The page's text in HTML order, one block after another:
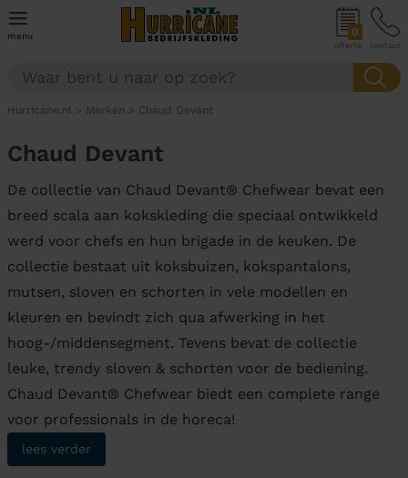
menu 0
offerte contact
Hurricane.nl > Merken > Chaud Devant
Chaud Devant
De collectie van Chaud Devant® Chefwear bevat een
breed scala aan kokskleding die speciaal ontwikkeld
werd voor chefs en hun brigade in de keuken. De
collectie bestaat uit koksbuizen, kokspantalons,
mutsen, sloven en schorten in vele modellen en
kleuren en bevindt zich qua afwerking in het
hoog-/middensegment. Tevens bevat de collectie
leuke, trendy sloven & schorten voor de bediening.
Chaud Devant® Chefwear biedt een complete range
voor professionals in de horeca!
lees verder